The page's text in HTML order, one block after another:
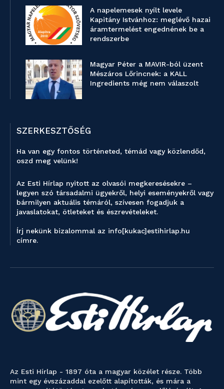
A napelemesek nyílt levele
Kapitány Istvánhoz: meglévő hazai
áramtermelést engednének be a
rendszerbe
Magyar Péter a MAVIR-ból üzent
Mészáros Lőrincnek: a KALL
Ingredients még nem válaszolt
SZERKESZTŐSÉG
Ha van egy fontos történeted, témád vagy közlendőd,
oszd meg velünk!
Az Esti Hírlap nyitott az olvasói megkeresésekre –
legyen szó társadalmi ügyekről, helyi eseményekről vagy
bármilyen aktuális témáról, szívesen fogadjuk a
javaslatokat, ötleteket és észrevételeket.
Írj nekünk bizalommal az info[kukac]estihirlap.hu
címre.
Az Esti Hírlap - 1897 óta a magyar közélet része. Több
mint egy évszázaddal ezelőtt alapították, és mára a